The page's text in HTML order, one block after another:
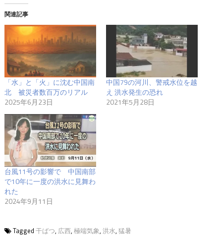
関連記事
「水」と「火」に沈む中国南
北 被災者数百万のリアル
2025年6月23日
中国79の河川、警戒水位を越
え 洪水発生の恐れ
2021年5月28日
台風11号の影響で 中国南部
で10年に一度の洪水に見舞わ
れた
2024年9月11日
Tagged 干ばつ, 広西, 極端気象, 洪水, 猛暑